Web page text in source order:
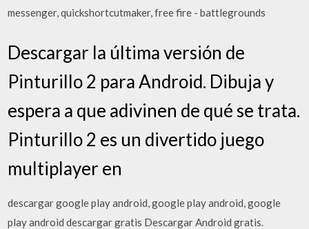
messenger, quickshortcutmaker, free fire - battlegrounds
Descargar la última versión de
Pinturillo 2 para Android. Dibuja y
espera a que adivinen de qué se trata.
Pinturillo 2 es un divertido juego
multiplayer en
descargar google play android, google play android, google
play android descargar gratis Descargar Android gratis.